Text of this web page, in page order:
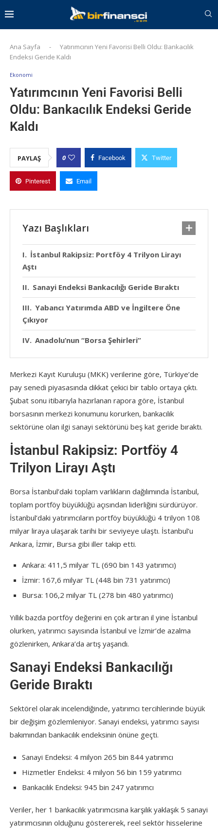
Ana Sayfa -
Yatırımcının Yeni Favorisi Belli Oldu: Bankacılık
Endeksi Geride Kaldı
Ekonomi
Yatırımcının Yeni Favorisi Belli
Oldu: Bankacılık Endeksi Geride
Kaldı
PAYLAŞ 0 Facebook Twitter
Pinterest Email
Yazı Başlıkları
İstanbul Rakipsiz: Portföy 4 Trilyon Lirayı
Aştı
Sanayi Endeksi Bankacılığı Geride Bıraktı
Yabancı Yatırımda ABD ve İngiltere Öne
Çıkıyor
Anadolu’nun “Borsa Şehirleri”
Merkezi Kayıt Kuruluşu (MKK) verilerine göre, Türkiye’de
pay senedi piyasasında dikkat çekici bir tablo ortaya çıktı.
Şubat sonu itibarıyla hazırlanan rapora göre, İstanbul
borsasının merkezi konumunu korurken, bankacılık
sektörüne olan ilgi sanayi sektörünü beş kat geride bıraktı.
İstanbul Rakipsiz: Portföy 4
Trilyon Lirayı Aştı
Borsa İstanbul’daki toplam varlıkların dağılımında İstanbul,
toplam portföy büyüklüğü açısından liderliğini sürdürüyor.
İstanbul’daki yatırımcıların portföy büyüklüğü 4 trilyon 108
milyar liraya ulaşarak tarihi bir seviyeye ulaştı. İstanbul’u
Ankara, İzmir, Bursa gibi iller takip etti.
Ankara: 411,5 milyar TL (690 bin 143 yatırımcı)
İzmir: 167,6 milyar TL (448 bin 731 yatırımcı)
Bursa: 106,2 milyar TL (278 bin 480 yatırımcı)
Yıllık bazda portföy değerini en çok artıran il yine İstanbul
olurken, yatırımcı sayısında İstanbul ve İzmir’de azalma
gözlenirken, Ankara’da artış yaşandı.
Sanayi Endeksi Bankacılığı
Geride Bıraktı
Sektörel olarak incelendiğinde, yatırımcı tercihlerinde büyük
bir değişim gözlemleniyor. Sanayi endeksi, yatırımcı sayısı
bakımından bankacılık endeksinin önüne geçti.
Sanayi Endeksi: 4 milyon 265 bin 844 yatırımcı
Hizmetler Endeksi: 4 milyon 56 bin 159 yatırımcı
Bankacılık Endeksi: 945 bin 247 yatırımcı
Veriler, her 1 bankacılık yatırımcısına karşılık yaklaşık 5 sanayi
yatırımcısının olduğunu göstererek, reel sektör hisselerine